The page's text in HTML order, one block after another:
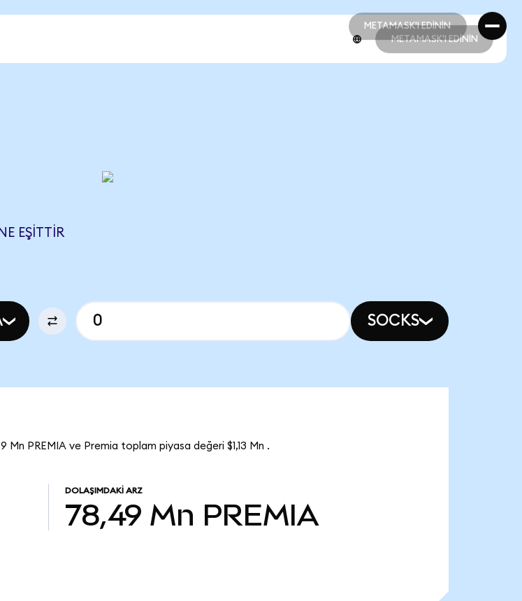
METAMASK'I EDİNİN
METAMASK'I EDİNİN
METAMASK'I EDİNİN
EŞITTIR
SOCKS
Mn PREMIA ve Premia toplam piyasa değeri $1,13 Mn .
DOLAŞIMDAKI ARZ
78,49 Mn PREMIA